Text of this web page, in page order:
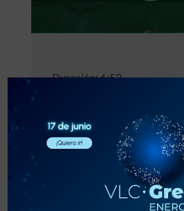
Duración: 6:52
como Ventaja Competitiva
Empresarial